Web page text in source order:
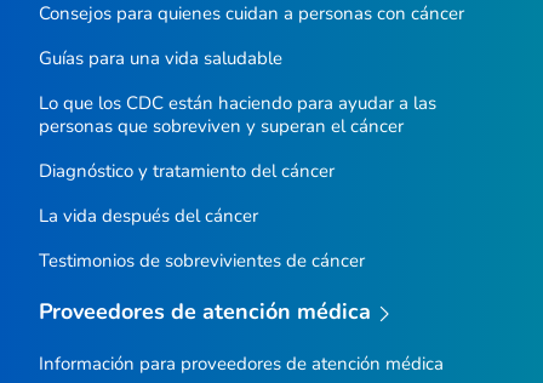
Consejos para quienes cuidan a personas con cáncer
Guías para una vida saludable
Lo que los CDC están haciendo para ayudar a las
personas que sobreviven y superan el cáncer
Diagnóstico y tratamiento del cáncer
La vida después del cáncer
Testimonios de sobrevivientes de cáncer
Proveedores de atención médica
Información para proveedores de atención médica